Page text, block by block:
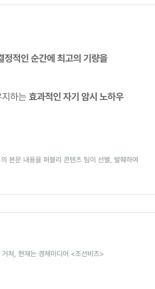
정적인 순간에 최고의 기량을
하는 효과적인 자기 암시 노하우
의 본문 내용을 퍼블리 콘텐츠 팀이 선별, 발췌하여
쳐, 현재는 경제미디어 <조선비즈>